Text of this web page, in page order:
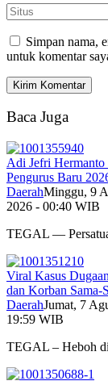
Simpan nama,
untuk komentar
Baca Juga
Adi Jefri
Pengurus Baru
DaerahMinggu, 9
2026 - 00:40 WIB
TEGAL —
Viral Kasus
dan Korban Sama-
DaerahJumat, 7
19:59 WIB
TEGAL – Heboh